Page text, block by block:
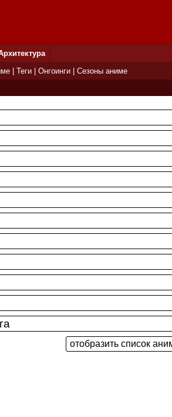
Теги Онгоинги
Сезоны аниме